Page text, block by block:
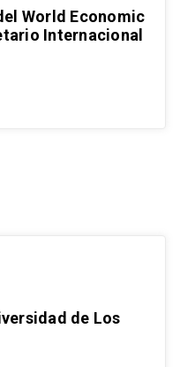
World Economic
Internacional
de Los